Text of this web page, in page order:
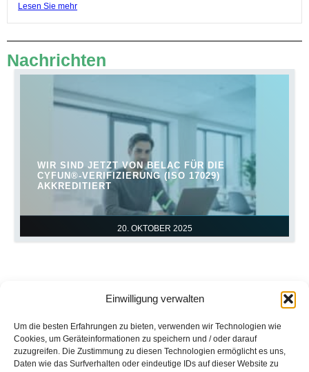
Einwilligung verwalten
Um die besten Erfahrungen zu bieten, verwenden wir Technologien wie
Cookies, um Geräteinformationen zu speichern und / oder darauf
zuzugreifen. Die Zustimmung zu diesen Technologien ermöglicht es uns,
Daten wie das Surfverhalten oder eindeutige IDs auf dieser Website zu
Lesen Sie mehr
Nachrichten
20. OKTOBER 2025
WIR SIND JETZT VON BELAC FÜR DIE
CYFUN®-VERIFIZIERUNG (ISO 17029)
AKKREDITIERT
Kontaktieren Sie uns